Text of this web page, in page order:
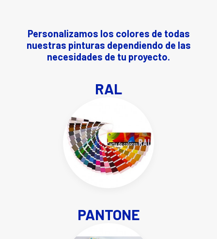
Personalizamos los colores de todas
nuestras pinturas dependiendo de las
necesidades de tu proyecto.
RAL
PANTONE